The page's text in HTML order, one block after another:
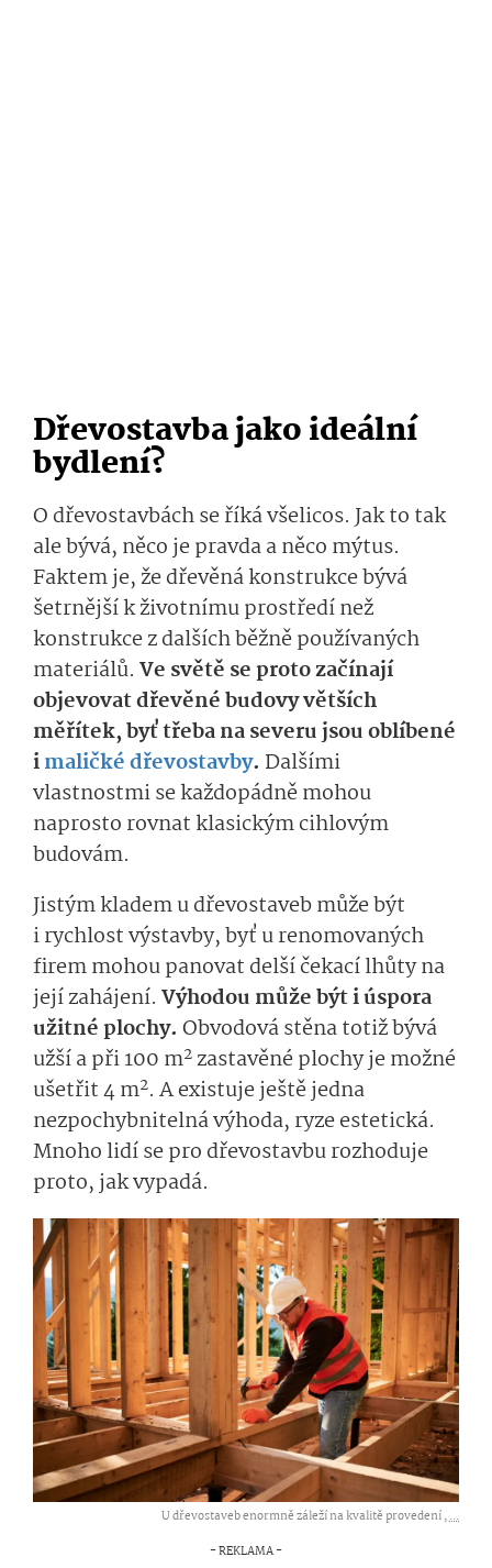
Dřevostavba jako ideální
bydlení?
O dřevostavbách se říká všelicos. Jak to tak
ale bývá, něco je pravda a něco mýtus.
Faktem je, že dřevěná konstrukce bývá
šetrnější k životnímu prostředí než
konstrukce z dalších běžně používaných
materiálů. Ve světě se proto začínají
objevovat dřevěné budovy větších
měřítek, byť třeba na severu jsou oblíbené
imaličké dřevostavby. Dalšími
vlastnostmi se každopádně mohou
naprosto rovnat klasickým cihlovým
budovám.
Jistým kladem u dřevostaveb může být
i rychlost výstavby, byť u renomovaných
firem mohou panovat delší čekací lhůty na
její zahájení. Výhodou může být i úspora
užitné plochy. Obvodová stěna totiž bývá
užší a při 100 m2 zastavěné plochy je možné
ušetřit 4 m2. A existuje ještě jedna
nezpochybnitelná výhoda, ryze estetická.
Mnoho lidí se pro dřevostavbu rozhoduje
proto, jak vypadá.
U dřevostaveb enormně záleží na kvalitě provedení ,...